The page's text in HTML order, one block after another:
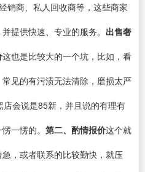
销商、私人回收商等，这些商家
提供快速、专业的服务。 出售奢
这也是比较大的一个坑，比如，看
见的有污渍无法清除，磨损太严
会说是85新，并且说的有理有
一愣的。 第二、酌情报价这个就
，或者联系的比较勤快，就压